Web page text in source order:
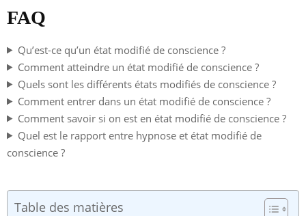
FAQ
Qu’est-ce qu’un état modifié de conscience ?
Comment atteindre un état modifié de conscience ?
Quels sont les différents états modifiés de conscience ?
Comment entrer dans un état modifié de conscience ?
Comment savoir si on est en état modifié de conscience ?
Quel est le rapport entre hypnose et état modifié de
conscience ?
Table des matières